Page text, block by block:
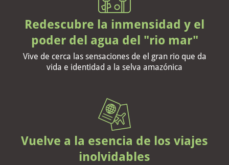
Redescubre la inmensidad y el
poder del agua del "rio mar"
Vive de cerca las sensaciones de el gran rio que da
vida e identidad a la selva amazónica
Vuelve a la esencia de los viajes
inolvidables